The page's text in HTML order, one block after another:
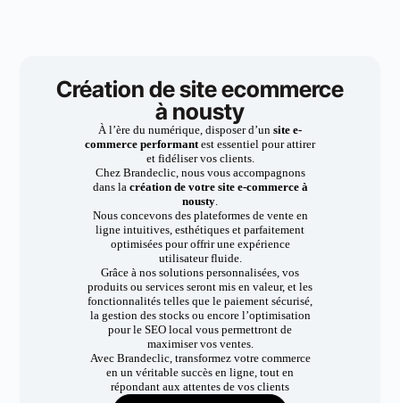
Création de site ecommerce
à nousty
À l’ère du numérique, disposer d’un site e-
commerce performantest essentiel pour attirer
et fidéliser vos clients.
Chez Brandeclic, nous vous accompagnons
dans la création de votre site e-commerce à
nousty.
Nous concevons des plateformes de vente en
ligne intuitives, esthétiques et parfaitement
optimisées pour offrir une expérience
utilisateur fluide.
Grâce à nos solutions personnalisées, vos
produits ou services seront mis en valeur, et les
fonctionnalités telles que le paiement sécurisé,
la gestion des stocks ou encore l’optimisation
pour le SEO local vous permettront de
maximiser vos ventes.
Avec Brandeclic, transformez votre commerce
en un véritable succès en ligne, tout en
répondant aux attentes de vos clients